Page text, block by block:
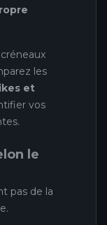
les
et
vos
le
pas de la